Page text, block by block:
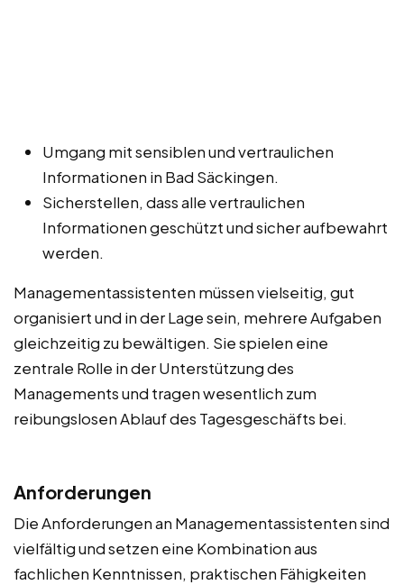
Umgang mit sensiblen und vertraulichen
Informationen in Bad Säckingen.
Sicherstellen, dass alle vertraulichen
Informationen geschützt und sicher aufbewahrt
werden.
Managementassistenten müssen vielseitig, gut
organisiert und in der Lage sein, mehrere Aufgaben
gleichzeitig zu bewältigen. Sie spielen eine
zentrale Rolle in der Unterstützung des
Managements und tragen wesentlich zum
reibungslosen Ablauf des Tagesgeschäfts bei.
Anforderungen
Die Anforderungen an Managementassistenten sind
vielfältig und setzen eine Kombination aus
fachlichen Kenntnissen, praktischen Fähigkeiten